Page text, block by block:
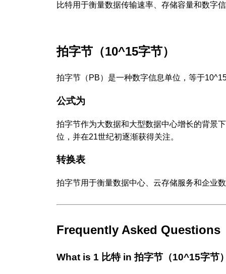
比特用于衡量数据传输速率、存储容量和数字
拍字节（10^15字节）
拍字节（PB）是一种数字信息单位，等于
公式为
拍字节作为大数据和大型数据中心增长的背景
位，并在21世纪初逐渐获得关注。
转换表
拍字节用于衡量数据中心、云存储服务和企业
Frequently Asked Questions
What is 1 比特 in 拍字节（10^15字节